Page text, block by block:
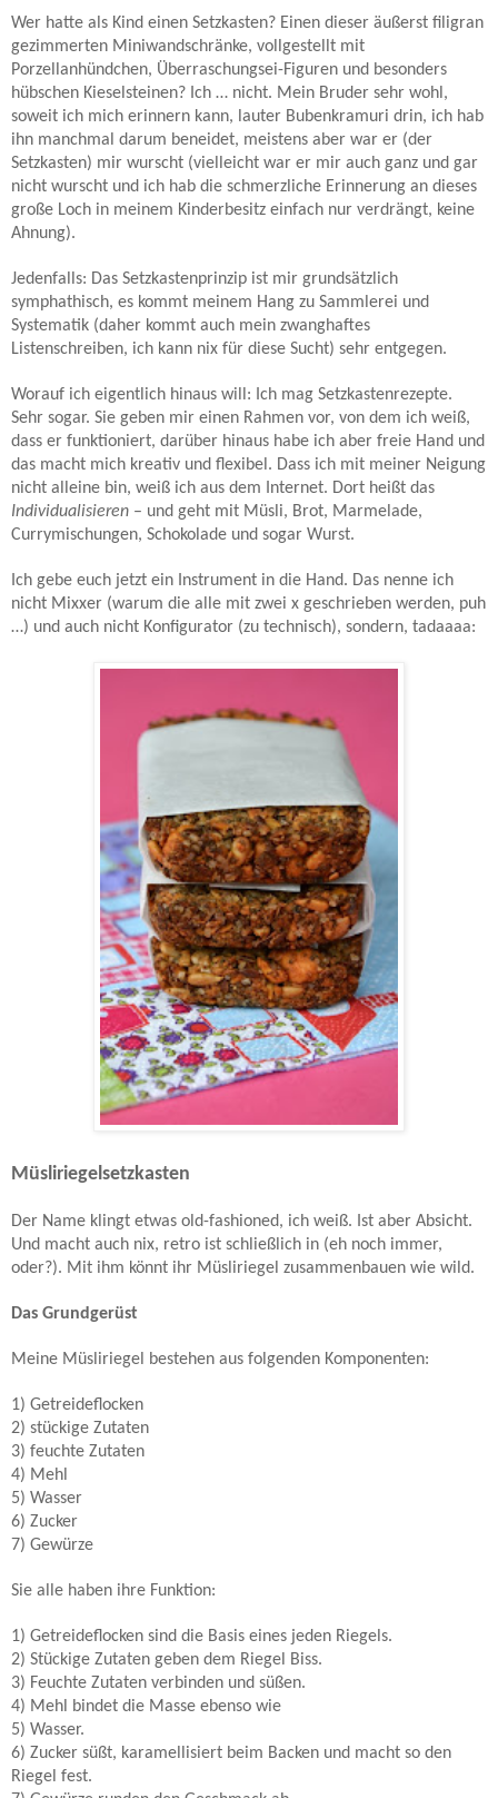
Wer hatte als Kind einen Setzkasten? Einen dieser äußerst filigran
gezimmerten Miniwandschränke, vollgestellt mit
Porzellanhündchen, Überraschungsei-Figuren und besonders
hübschen Kieselsteinen? Ich … nicht. Mein Bruder sehr wohl,
soweit ich mich erinnern kann, lauter Bubenkramuri drin, ich hab
ihn manchmal darum beneidet, meistens aber war er (der
Setzkasten) mir wurscht (vielleicht war er mir auch ganz und gar
nicht wurscht und ich hab die schmerzliche Erinnerung an dieses
große Loch in meinem Kinderbesitz einfach nur verdrängt, keine
Ahnung).
Jedenfalls: Das Setzkastenprinzip ist mir grundsätzlich
symphathisch, es kommt meinem Hang zu Sammlerei und
Systematik (daher kommt auch mein zwanghaftes
Listenschreiben, ich kann nix für diese Sucht) sehr entgegen.
Worauf ich eigentlich hinaus will: Ich mag Setzkastenrezepte.
Sehr sogar. Sie geben mir einen Rahmen vor, von dem ich weiß,
dass er funktioniert, darüber hinaus habe ich aber freie Hand und
das macht mich kreativ und flexibel. Dass ich mit meiner Neigung
nicht alleine bin, weiß ich aus dem Internet. Dort heißt das
Individualisieren – und geht mit Müsli, Brot, Marmelade,
Currymischungen, Schokolade und sogar Wurst.
Ich gebe euch jetzt ein Instrument in die Hand. Das nenne ich
nicht Mixxer (warum die alle mit zwei x geschrieben werden, puh
…) und auch nicht Konfigurator (zu technisch), sondern, tadaaaa:
Müsliriegelsetzkasten
Der Name klingt etwas old-fashioned, ich weiß. Ist aber Absicht.
Und macht auch nix, retro ist schließlich in (eh noch immer,
oder?). Mit ihm könnt ihr Müsliriegel zusammenbauen wie wild.
Das Grundgerüst
Meine Müsliriegel bestehen aus folgenden Komponenten:
1) Getreideflocken
2) stückige Zutaten
3) feuchte Zutaten
4) Mehl
5) Wasser
6) Zucker
7) Gewürze
Sie alle haben ihre Funktion:
1) Getreideflocken sind die Basis eines jeden Riegels.
2) Stückige Zutaten geben dem Riegel Biss.
3) Feuchte Zutaten verbinden und süßen.
4) Mehl bindet die Masse ebenso wie
5) Wasser.
6) Zucker süßt, karamellisiert beim Backen und macht so den
Riegel fest.